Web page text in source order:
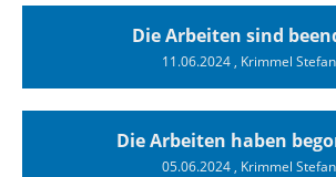
Die Arbeiten sind
11.06.2024, Krimmel Stefan
Die Arbeiten haben
05.06.2024, Krimmel Stefan